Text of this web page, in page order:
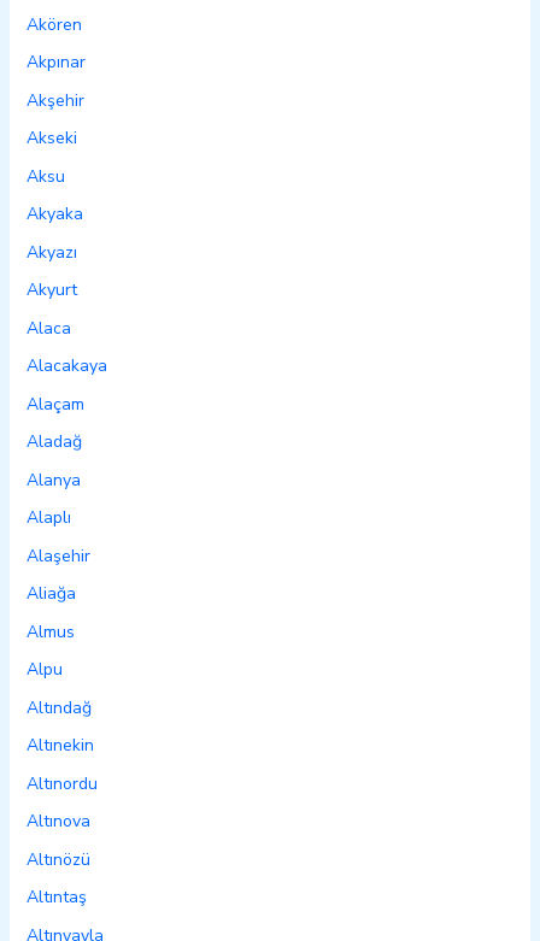
Akören
Akpınar
Akşehir
Akseki
Aksu
Akyaka
Akyazı
Akyurt
Alaca
Alacakaya
Alaçam
Aladağ
Alanya
Alaplı
Alaşehir
Aliağa
Almus
Alpu
Altındağ
Altınekin
Altınordu
Altınova
Altınözü
Altıntaş
Altınyayla